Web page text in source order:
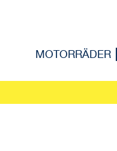
MOTORRÄDER